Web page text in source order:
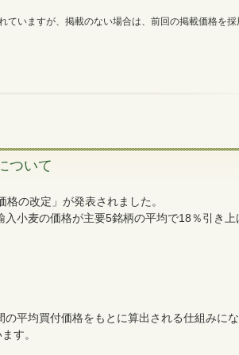
ていますが、掲載のない場合は、前回の掲載価格を採
ついて
の改定」が発表されました。
小麦の価格が主要5銘柄の平均で18％引き上
平均買付価格をもとに算出される仕組みに
す。